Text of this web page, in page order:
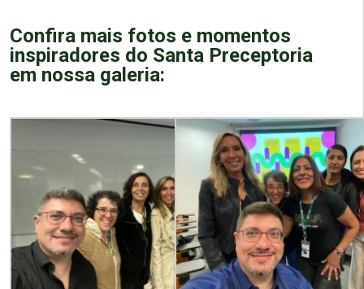
Confira mais fotos e momentos
inspiradores do Santa Preceptoria
em nossa galeria: